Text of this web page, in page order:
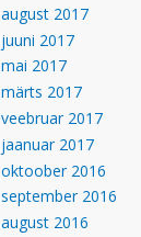
august 2017
juuni 2017
mai 2017
märts 2017
veebruar 2017
jaanuar 2017
oktoober 2016
september 2016
august 2016